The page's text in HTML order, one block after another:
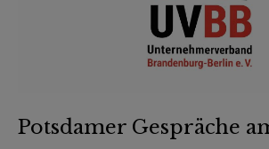
Potsdamer Gespräche